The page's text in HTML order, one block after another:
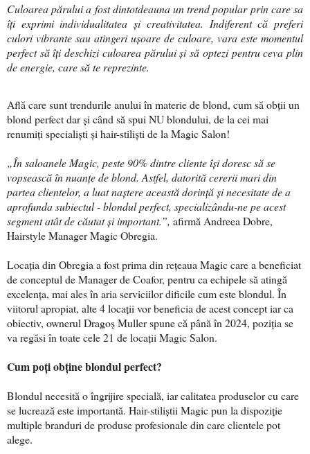
Culoarea părului a fost dintotdeauna un trend popular prin care sa
îți exprimi individualitatea și creativitatea. Indiferent că preferi
culori vibrante sau atingeri ușoare de culoare, vara este momentul
perfect să îți deschizi culoarea părului și să optezi pentru ceva plin
de energie, care să te reprezinte.
Află care sunt trendurile anului în materie de blond, cum să obții un
blond perfect dar și când să spui NU blondului, de la cei mai
renumiți specialiști și hair-stiliști de la Magic Salon!
„În saloanele Magic, peste 90% dintre cliente își doresc să se
vopsească în nuanțe de blond. Astfel, datorită cererii mari din
partea clientelor, a luat naștere această dorință și necesitate de a
aprofunda subiectul - blondul perfect, specializându-ne pe acest
segment atât de căutat și important.”, afirmă Andreea Dobre,
Hairstyle Manager Magic Obregia.
Locația din Obregia a fost prima din rețeaua Magic care a beneficiat
de conceptul de Manager de Coafor, pentru ca echipele să atingă
excelența, mai ales în aria serviciilor dificile cum este blondul. În
viitorul apropiat, alte 4 locații vor beneficia de acest concept iar ca
obiectiv, ownerul Dragoș Muller spune că până în 2024, poziția se
va regăsi în toate cele 21 de locații Magic Salon.
Cum poți obține blondul perfect?
Blondul necesită o îngrijire specială, iar calitatea produselor cu care
se lucrează este importantă. Hair-stiliștii Magic pun la dispoziție
multiple branduri de produse profesionale din care clientele pot
alege.